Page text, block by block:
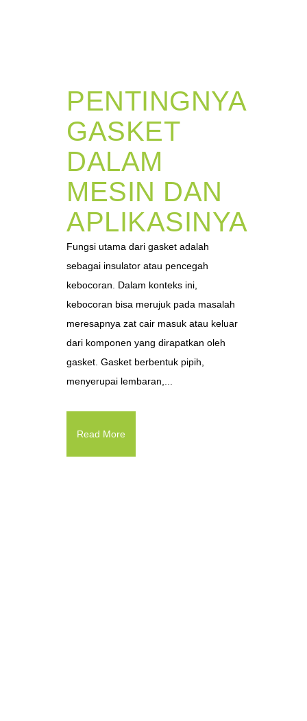
PENTINGNYA
GASKET
DALAM
MESIN DAN
APLIKASINYA
Fungsi utama dari gasket adalah
sebagai insulator atau pencegah
kebocoran. Dalam konteks ini,
kebocoran bisa merujuk pada masalah
meresapnya zat cair masuk atau keluar
dari komponen yang dirapatkan oleh
gasket. Gasket berbentuk pipih,
menyerupai lembaran,...
Read More